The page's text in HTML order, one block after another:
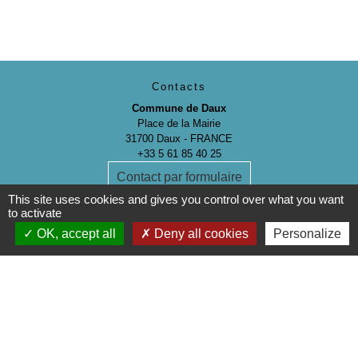
Contacts
Commune de Daux
Place de la Mairie
31700 Daux - FRANCE
+33 5 61 85 40 25
Contact par formulaire
This site uses cookies and gives you control over what you want
to activate
OK, accept all
Deny all cookies Personalize